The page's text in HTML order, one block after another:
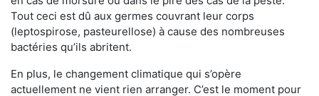
Tout ceci est dû aux germes couvrant leur corps
(leptospirose, pasteurellose) à cause des nombreuses
bactéries qu’ils abritent.
En plus, le changement climatique qui s’opère
actuellement ne vient rien arranger. C’est le moment pour